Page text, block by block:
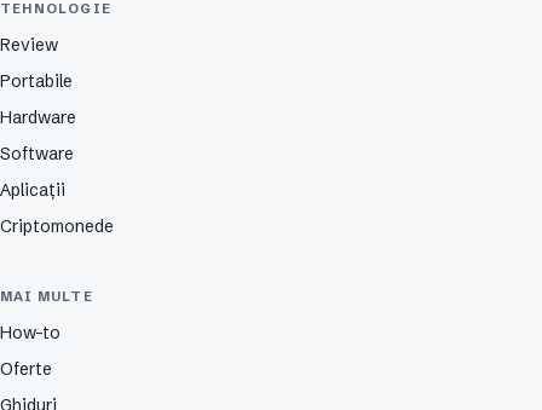
TEHNOLOGIE
Review
Portabile
Hardware
Software
Aplicații
Criptomonede
MAI MULTE
How-to
Oferte
Ghiduri